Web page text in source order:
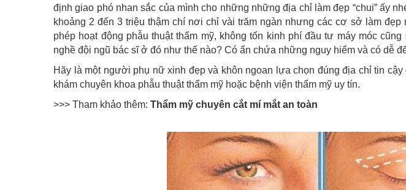
định giao phó nhan sắc của mình cho những những địa chỉ làm đẹp “chui” ấy
khoảng 2 đến 3 triệu thậm chí nơi chỉ vài trăm ngàn nhưng các cơ sở làm
phép hoạt động phẫu thuật thẩm mỹ, không tốn kinh phí đầu tư máy móc
nghề đội ngũ bác sĩ ở đó như thế nào? Có ẩn chứa những nguy hiểm và có dễ
Hãy là một người phụ nữ xinh đẹp và khôn ngoan lựa chọn đúng địa chỉ tin
khám chuyên khoa phẫu thuật thẩm mỹ hoặc bệnh viện thẩm mỹ uy tín.
>>> Tham khảo thêm: Thẩm mỹ chuyên cắt mí mắt an toàn